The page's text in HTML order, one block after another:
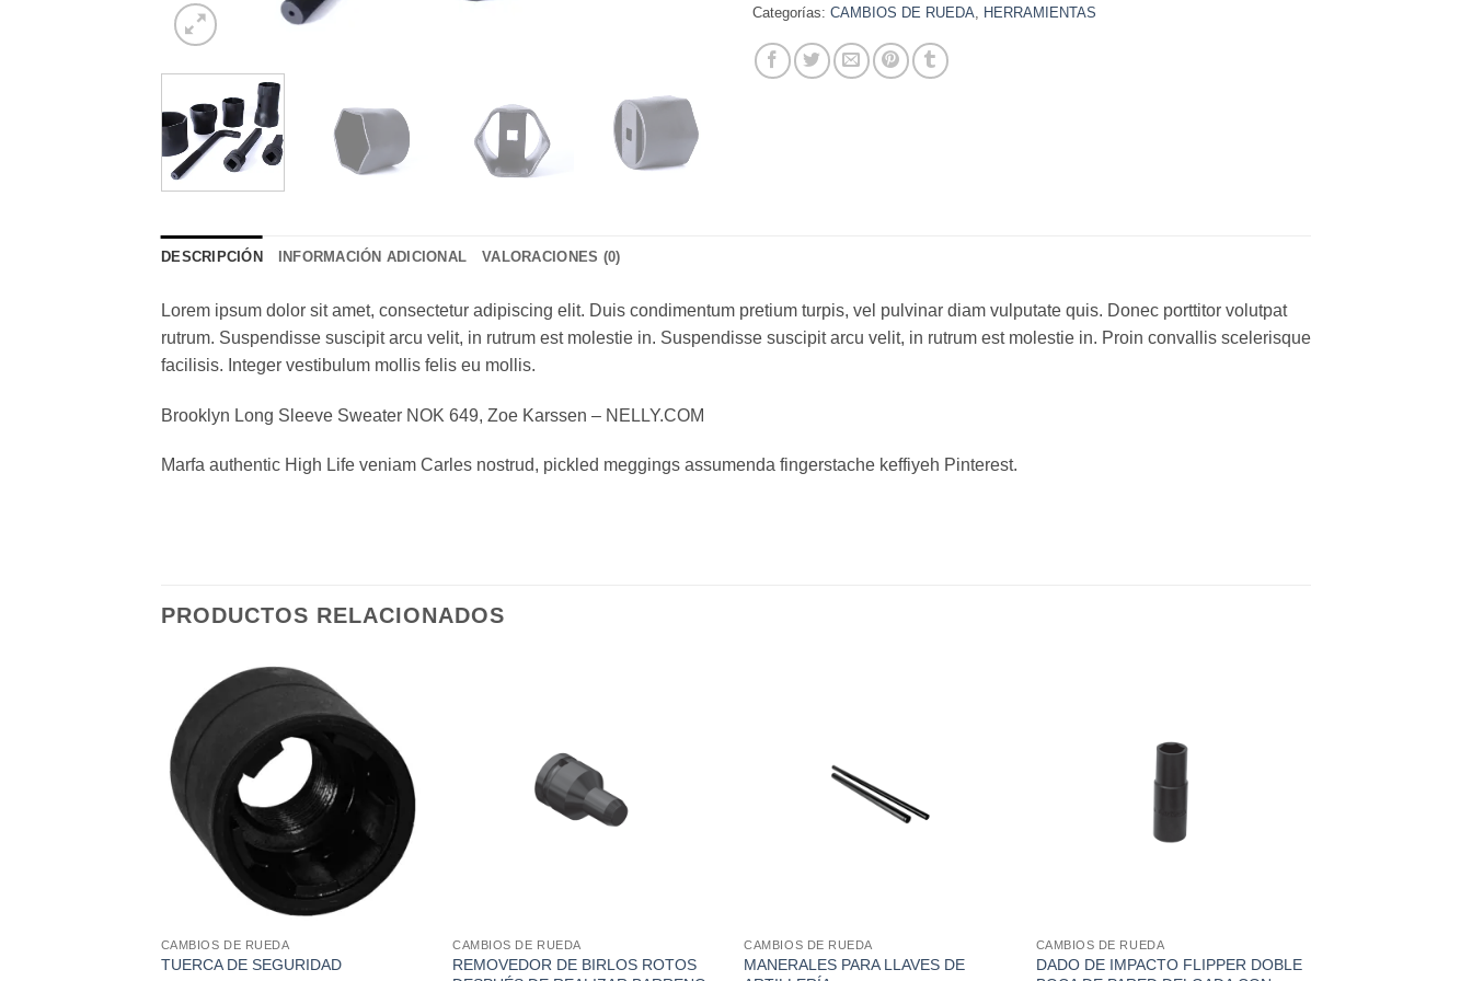
Categorías: CAMBIOS DE RUEDA HERRAMIENTAS
DESCRIPCIÓN INFORMACIÓN ADICIONAL VALORACIONES (0)
Lorem ipsum dolor sit amet, consectetur adipiscing elit. Duis condimentum pretium turpis, vel pulvinar diam vulputate quis. Donec porttitor volutpat
rutrum. Suspendisse suscipit arcu velit, in rutrum est molestie in. Suspendisse suscipit arcu velit, in rutrum est molestie in. Proin convallis scelerisque
facilisis. Integer vestibulum mollis felis eu mollis.
Brooklyn Long Sleeve Sweater NOK 649, Zoe Karssen – NELLY.COM
Marfa authentic High Life veniam Carles nostrud, pickled meggings assumenda fingerstache keffiyeh Pinterest.
PRODUCTOS RELACIONADOS
CAMBIOS DE RUEDA
TUERCA DE SEGURIDAD
CAMBIOS DE RUEDA
REMOVEDOR DE BIRLOS ROTOS
CAMBIOS DE RUEDA
MANERALES PARA LLAVES DE
CAMBIOS DE RUEDA
DADO DE IMPACTO FLIPPER DOBLE